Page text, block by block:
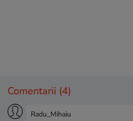
Comentarii (4)
Radu_Mihaiu